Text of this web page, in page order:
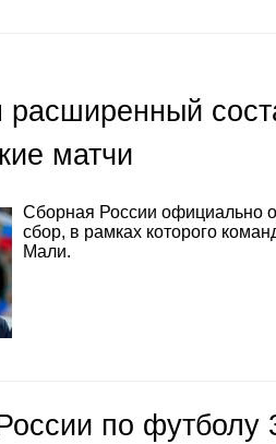
матчи
Сборная России официально
сбор, в рамках которого
Мали.
по футболу